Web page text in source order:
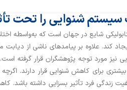
سیستم شنوایی را تحت
شایع در جهان است که به‌واسطه
کند. علاوه بر پیامدهای ناشی از دیابت
نیز مورد توجه پژوهشگران قرار گرفته
برای کاهش شنوایی قرار دارند.
زندگی فرد تأثیر بسزایی داشته